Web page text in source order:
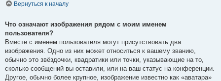
Вернуться к началу
Что означают изображения рядом с моим именем
пользователя?
Вместе с именем пользователя могут присутствовать два
изображения. Одно из них может относиться к вашему званию,
обычно это звёздочки, квадратики или точки, указывающие на то,
сколько сообщений вы оставили, или на ваш статус на конференции.
Другое, обычно более крупное, изображение известно как «аватара»